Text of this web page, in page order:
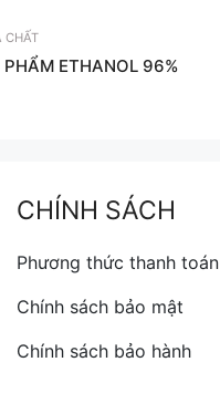
CHẤT
ETHANOL 96%
CHÍNH SÁCH
Phương thức thanh toán
Chính sách bảo mật
Chính sách bảo hành